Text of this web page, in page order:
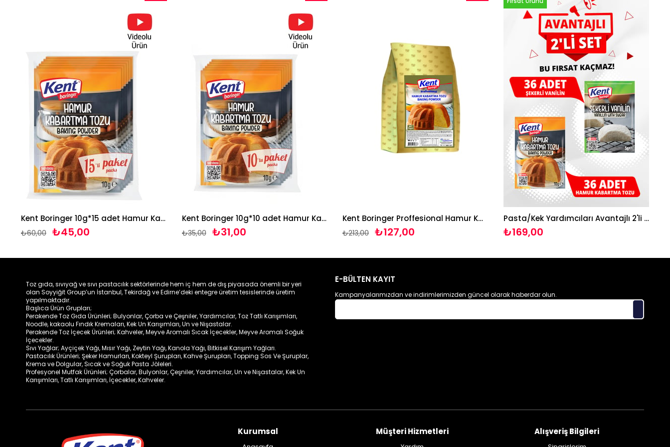
Kent Boringer 10g*15 adet Hamur Kabartma Tozu
₺45,00
₺60,00
%25İndirim
Kent Boringer 10g*10 adet Hamur Kabartma Tozu
₺31,00
₺35,00
%11İndirim
Kent Boringer Proffesional Hamur Kabartma Tozu 1 Kg
₺127,00
₺213,00
Pasta/Kek Yardımcıları Avantajlı 2'li Set(5gr 36 Ad. Hamur Kabartma Tozu-5gr 36 Ad. Şekerli Vanilin)
₺169,00
Toz gıda, sıvıyağ ve sıvı pastacılık sektörlerinde hem iç hem de dış piyasada önemli bir yeri
olan Soyyiğit Group’un İstanbul, Tekirdağ ve Edirne’deki entegre üretim tesislerinde üretim
yapılmaktadır.
Başlıca Ürün Grupları;
Perakende Toz Gıda Ürünleri; Bulyonlar, Çorba ve Çeşniler, Yardımcılar, Toz Tatlı Karışımları,
Noodle, kakaolu Fındık Kremaları, Kek Un Karışımları, Un ve Nişastalar.
Perakende Toz İçecek Ürünleri; Kahveler, Meyve Aromalı Sıcak İçecekler, Meyve Aromalı Soğuk
İçecekler.
Sıvı Yağlar; Ayçiçek Yağı, Mısır Yağı, Zeytin Yağı, Kanola Yağı, Bitkisel Karışım Yağları.
Pastacılık Ürünleri; Şeker Hamurları, Kokteyl Şurupları, Kahve Şurupları, Topping Sos Ve Şuruplar,
Krema ve Dolgular, Sıcak ve Soğuk Pasta Jöleleri.
Profesyonel Mutfak Ürünleri; Çorbalar, Bulyonlar, Çeşniler, Yardımcılar, Un ve Nişastalar, Kek Un
Karışımları, Tatlı Karışımları, İçecekler, Kahveler.
E-BÜLTEN KAYIT
Kampanyalarımızdan ve indirimlerimizden güncel olarak haberdar olun.
Kurumsal Müşteri Hizmetleri Alışveriş Bilgileri